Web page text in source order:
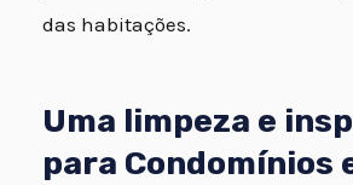
das habitações.
Uma limpeza e
para Condomínios